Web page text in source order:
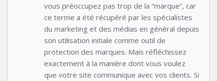
vous préoccupez pas trop de la “marque”, car
ce terme a été récupéré par les spécialistes
du marketing et des médias en général depuis
son utilisation initiale comme outil de
protection des marques. Mais réfléchissez
exactement à la manière dont vous voulez
que votre site communique avec vos clients. Si